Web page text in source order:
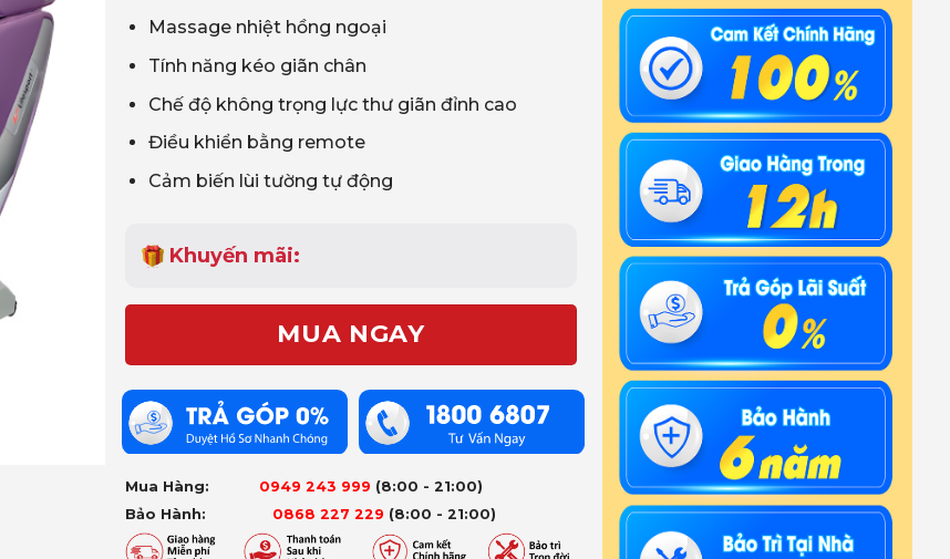
Massage nhiệt hồng ngoại
Tính năng kéo giãn chân
Chế độ không trọng lực thư giãn đỉnh cao
Điều khiển bằng remote
Cảm biến lùi tường tự động
Khuyến mãi:
MUA NGAY
Mua Hàng: 0949 243 999 (8:00 - 21:00)
Bảo Hành: 0868 227 229 (8:00 - 21:00)